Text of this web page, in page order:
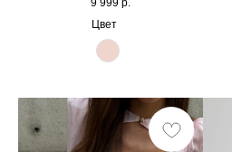
9 999 р.
Цвет